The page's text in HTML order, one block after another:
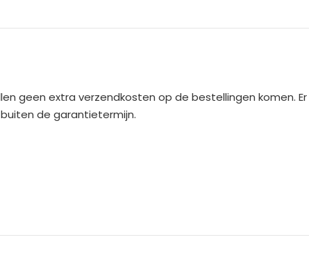
de kinderbank met poef. Bestel vandaag nog!
geen extra verzendkosten op de bestellingen komen.
de garantietermijn.